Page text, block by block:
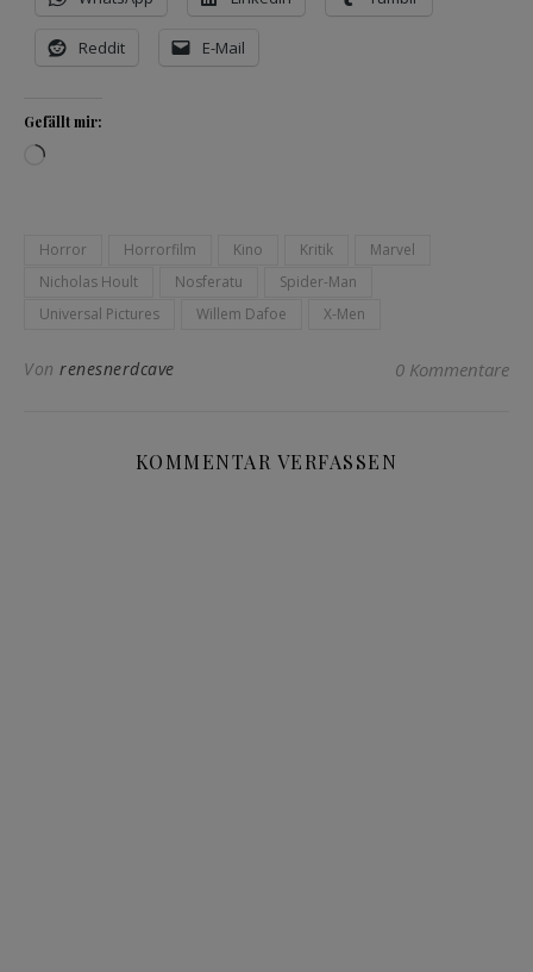
Reddit E-Mail
Gefällt mir:
Wird geladen …
Horror Horrorfilm Kino Kritik
Marvel
Nicholas Hoult
Nosferatu
Spider-Man
Universal Pictures
Willem Dafoe X-Men
Von renesnerdcave 0 Kommentare
KOMMENTAR VERFASSEN